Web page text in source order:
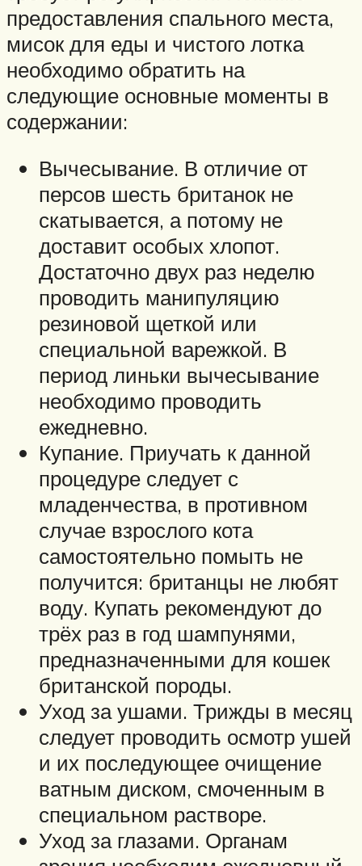
предоставления спального места,
мисок для еды и чистого лотка
необходимо обратить на
следующие основные моменты в
содержании:
Вычесывание. В отличие от
персов шесть британок не
скатывается, а потому не
доставит особых хлопот.
Достаточно двух раз неделю
проводить манипуляцию
резиновой щеткой или
специальной варежкой. В
период линьки вычесывание
необходимо проводить
ежедневно.
Купание. Приучать к данной
процедуре следует с
младенчества, в противном
случае взрослого кота
самостоятельно помыть не
получится: британцы не любят
воду. Купать рекомендуют до
трёх раз в год шампунями,
предназначенными для кошек
британской породы.
Уход за ушами. Трижды в месяц
следует проводить осмотр ушей
и их последующее очищение
ватным диском, смоченным в
специальном растворе.
Уход за глазами. Органам